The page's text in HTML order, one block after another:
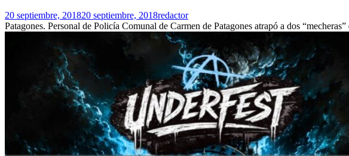
20 septiembre, 201820 septiembre, 2018redactor
Patagones. Personal de Policía Comunal de Carmen de Patagones atrapó a dos